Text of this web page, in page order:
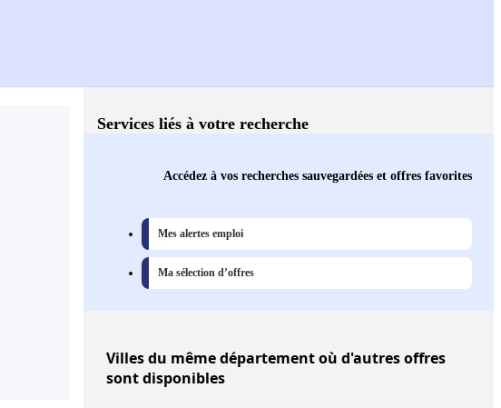
Services liés à votre recherche
Accédez à vos recherches sauvegardées et offres favorites
Mes alertes emploi
Ma sélection d’offres
Villesdu même département où d'autres offres
sont disponibles